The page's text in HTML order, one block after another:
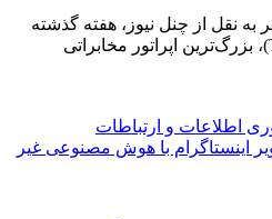
نقل از چنل نیوز، هفته گذشته
شرکت «تلسترا» (Telstra)، بزرگ‌ترین اپراتور مخابراتی
اطلاعات و ارتباطات